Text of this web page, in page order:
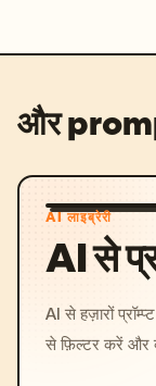
और
AI लाइब्रेरी
AI से
AI से हज़ारों
से फ़िल्टर करें और